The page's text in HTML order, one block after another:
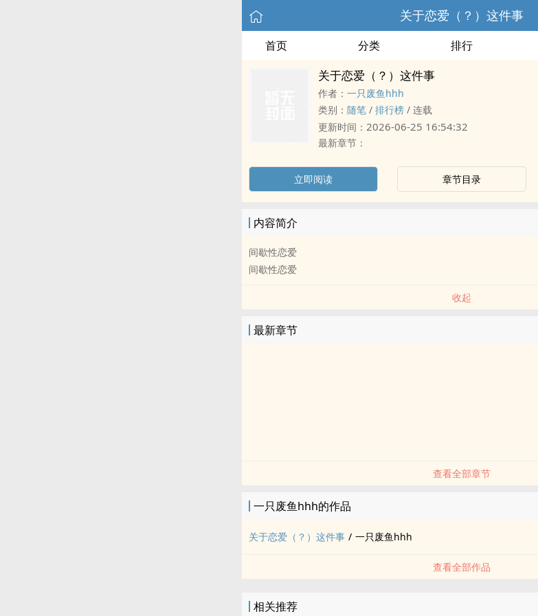
关于恋爱（？）这件事
首页 分类 排行
关于恋爱（？）这件事
作者： 一只废鱼hhh
类别： 随笔 / 排行榜 / 连载
更新时间： 2026-06-25 16:54:32
最新章节：
立即阅读 章节目录
内容简介
间歇性恋爱
间歇性恋爱
收起
最新章节
查看全部章节
一只废鱼hhh的作品
关于恋爱（？）这件事 / 一只废鱼hhh
查看全部作品
相关推荐